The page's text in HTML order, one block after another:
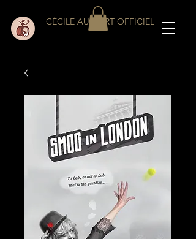
CÉCILE AUCLERT OFFICIEL